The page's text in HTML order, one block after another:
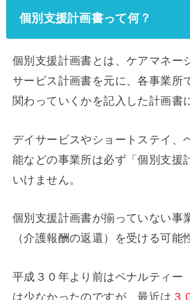
個別支援計画書って何？
個別支援計画書とは、ケアマネー
サービス計画書を元に、各事業所
関わっていくかを記入した計画書
デイサービスやショートステイ、
能などの事業所は必ず「個別支援
いけません。
個別支援計画書が揃っていない事
（介護報酬の返還）を受ける可能
平成３０年より前はペナルティー
は少なかったのですが、最近は ３